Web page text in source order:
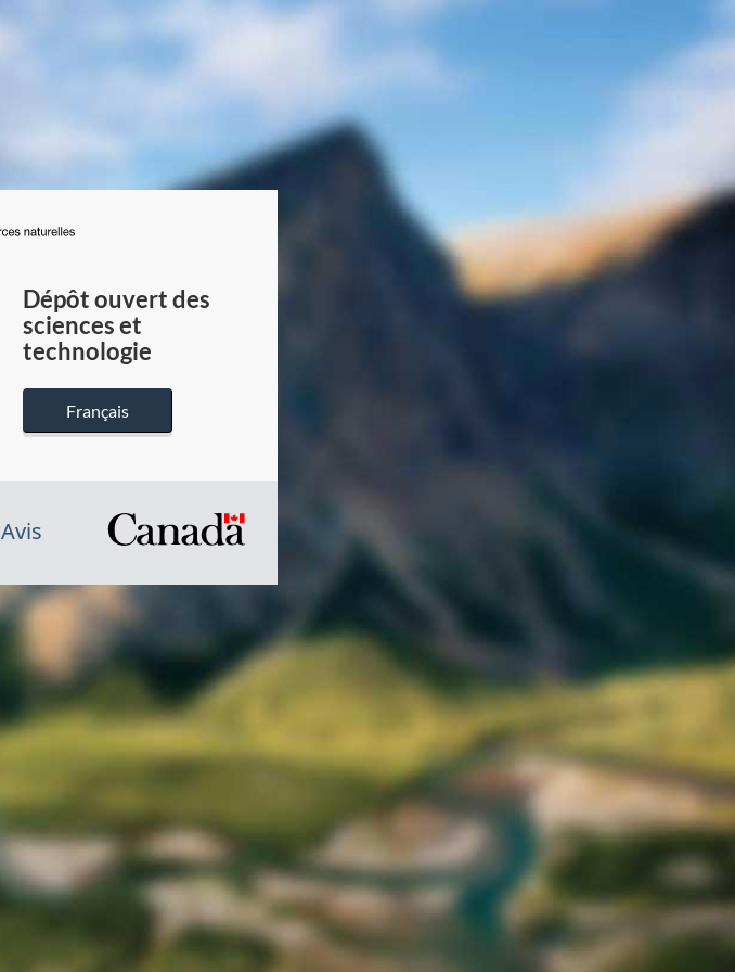
du
Canada
Dépôt ouvert des
sciences et
technologie
Français
Avis
/
gouvernement
du